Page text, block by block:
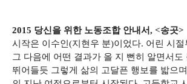
2015 당신을 위한 노동조합 안내서, <송곳>
시작은 이수인(지현우 분)이었다. 어린 시절
그 다음에 어떤 결과가 올 지 뻔히 알면서도
뛰어들듯 그렇게 삶의 고달픈 행보를 밟으